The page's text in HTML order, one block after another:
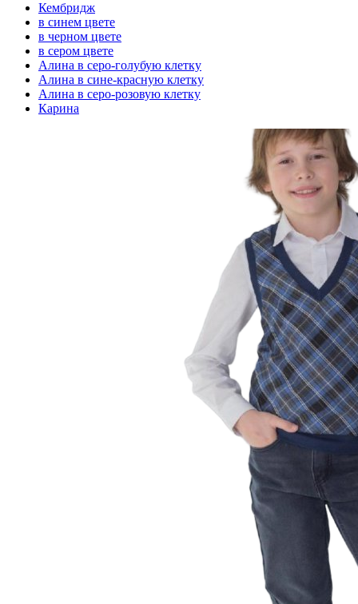
Кембридж
в синем цвете
в черном цвете
в сером цвете
Алина в серо-голубую клетку
Алина в сине-красную клетку
Алина в серо-розовую клетку
Карина